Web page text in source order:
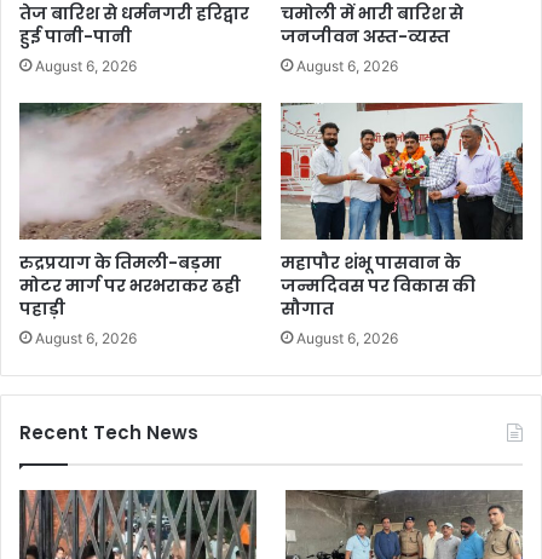
तेज बारिश से धर्मनगरी हरिद्वार
हुई पानी-पानी
August 6, 2026
चमोली में भारी बारिश से
जनजीवन अस्त-व्यस्त
August 6, 2026
रुद्रप्रयाग के तिमली-बड़मा
मोटर मार्ग पर भरभराकर ढही
पहाड़ी
August 6, 2026
महापौर शंभू पासवान के
जन्मदिवस पर विकास की
सौगात
August 6, 2026
Recent Tech News